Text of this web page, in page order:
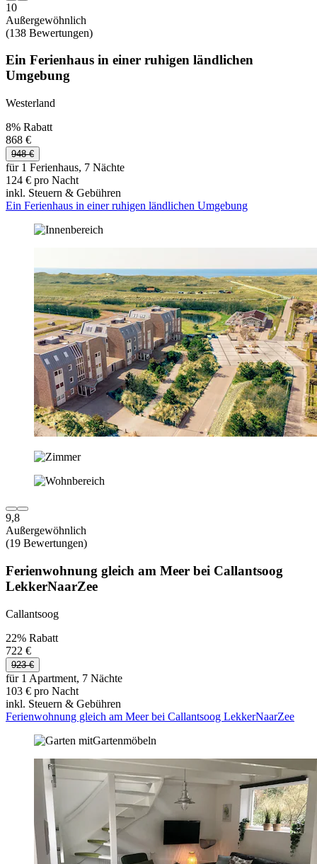
10
Außergewöhnlich
(138 Bewertungen)
Ein Ferienhaus in einer ruhigen ländlichen
Umgebung
Westerland
8% Rabatt
868 €
948 €
für 1 Ferienhaus, 7 Nächte
124 € pro Nacht
inkl. Steuern & Gebühren
Ein Ferienhaus in einer ruhigen ländlichen Umgebung
9,8
Außergewöhnlich
(19 Bewertungen)
Ferienwohnung gleich am Meer bei Callantsoog
LekkerNaarZee
Callantsoog
22% Rabatt
722 €
923 €
für 1 Apartment, 7 Nächte
103 € pro Nacht
inkl. Steuern & Gebühren
Ferienwohnung gleich am Meer bei Callantsoog LekkerNaarZee